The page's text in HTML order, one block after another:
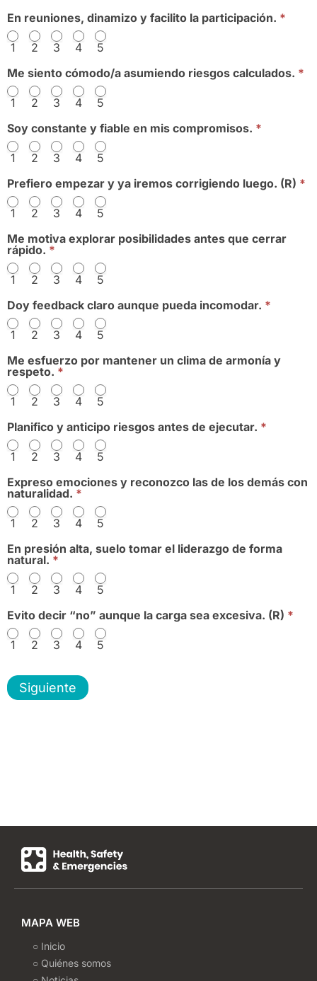
En reuniones, dinamizo y facilito la participación. *
1 2 3 4
5
Me siento cómodo/a asumiendo riesgos calculados. *
1 2 3 4
5
Soy constante y fiable en mis compromisos. *
1 2 3 4
5
Prefiero empezar y ya iremos corrigiendo luego. (R) *
1 2 3 4
5
Me motiva explorar posibilidades antes que cerrar
rápido. *
1 2 3 4
5
Doy feedback claro aunque pueda incomodar. *
1 2 3 4
5
Me esfuerzo por mantener un clima de armonía y
respeto. *
1 2 3 4
5
Planifico y anticipo riesgos antes de ejecutar. *
1 2 3 4
5
Expreso emociones y reconozco las de los demás con
naturalidad. *
1 2 3 4
5
En presión alta, suelo tomar el liderazgo de forma
natural. *
1 2 3 4
5
Evito decir “no” aunque la carga sea excesiva. (R) *
1 2 3 4 5
Siguiente
MAPA WEB
○ Inicio
○ Quiénes somos